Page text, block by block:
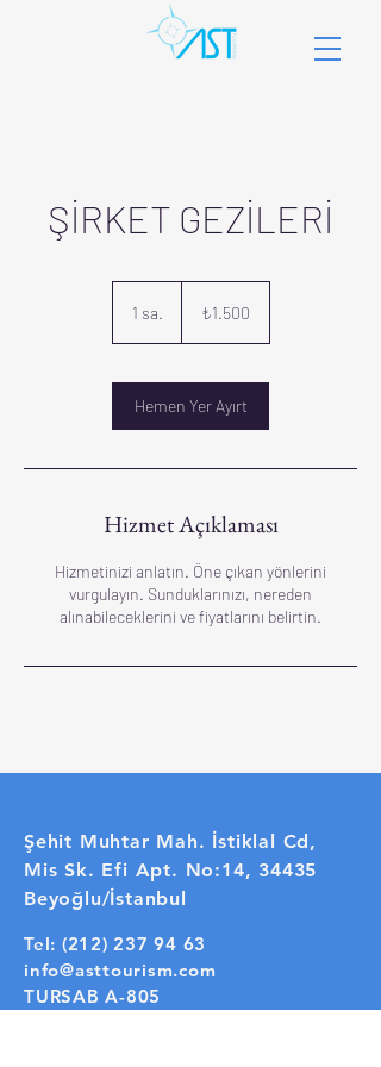
ŞİRKET GEZİLERİ
1 sa.
Türk
lirası₺1.500
Hemen Yer Ayırt
Hizmet Açıklaması
Hizmetinizi anlatın. Öne çıkan yönlerini
vurgulayın. Sunduklarınızı, nereden
alınabileceklerini ve fiyatlarını belirtin.
Şehit Muhtar Mah. İstiklal Cd,
Mis Sk. Efi Apt. No:14, 34435
Beyoğlu/İstanbul
Tel: (212) 237 94 63
info@asttourism.com
TURSAB A-805